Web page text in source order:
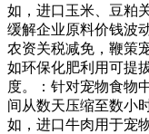
如，进口玉米、豆粕
缓解企业原料价钱波
农资关税减免，鞭策
如环保化肥利用可提
度。：针对宠物食物
间从数天压缩至数小
如，进口牛肉用于宠